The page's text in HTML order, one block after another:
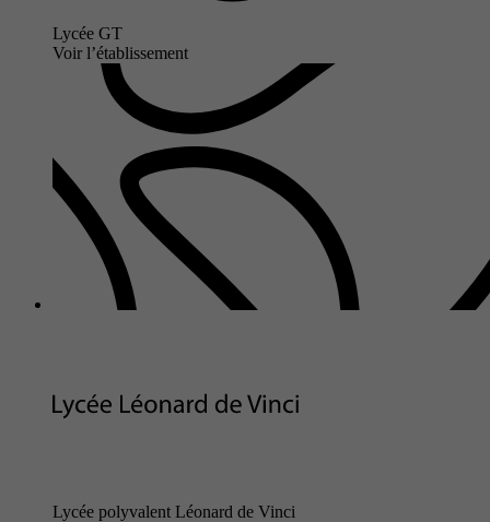
Lycée GT
Voir l’établissement
Lycée polyvalent Léonard de Vinci